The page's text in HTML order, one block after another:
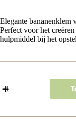
Elegante bananenklem
Perfect voor het
hulpmiddel bij het
Bananenklem
Staartklem